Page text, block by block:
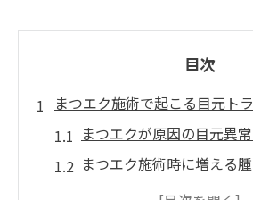
目次
まつエク施術で起こる目元ト
まつエクが原因の目元異
まつエク施術時に増える